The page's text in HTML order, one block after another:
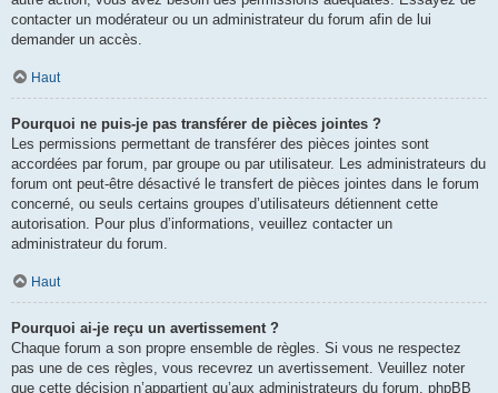
contacter un modérateur ou un administrateur du forum afin de lui
demander un accès.
Haut
Pourquoi ne puis-je pas transférer de pièces jointes ?
Les permissions permettant de transférer des pièces jointes sont
accordées par forum, par groupe ou par utilisateur. Les administrateurs du
forum ont peut-être désactivé le transfert de pièces jointes dans le forum
concerné, ou seuls certains groupes d’utilisateurs détiennent cette
autorisation. Pour plus d’informations, veuillez contacter un
administrateur du forum.
Haut
Pourquoi ai-je reçu un avertissement ?
Chaque forum a son propre ensemble de règles. Si vous ne respectez
pas une de ces règles, vous recevrez un avertissement. Veuillez noter
que cette décision n’appartient qu’aux administrateurs du forum, phpBB